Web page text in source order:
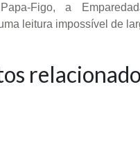
Figo, a
leitura impossível de